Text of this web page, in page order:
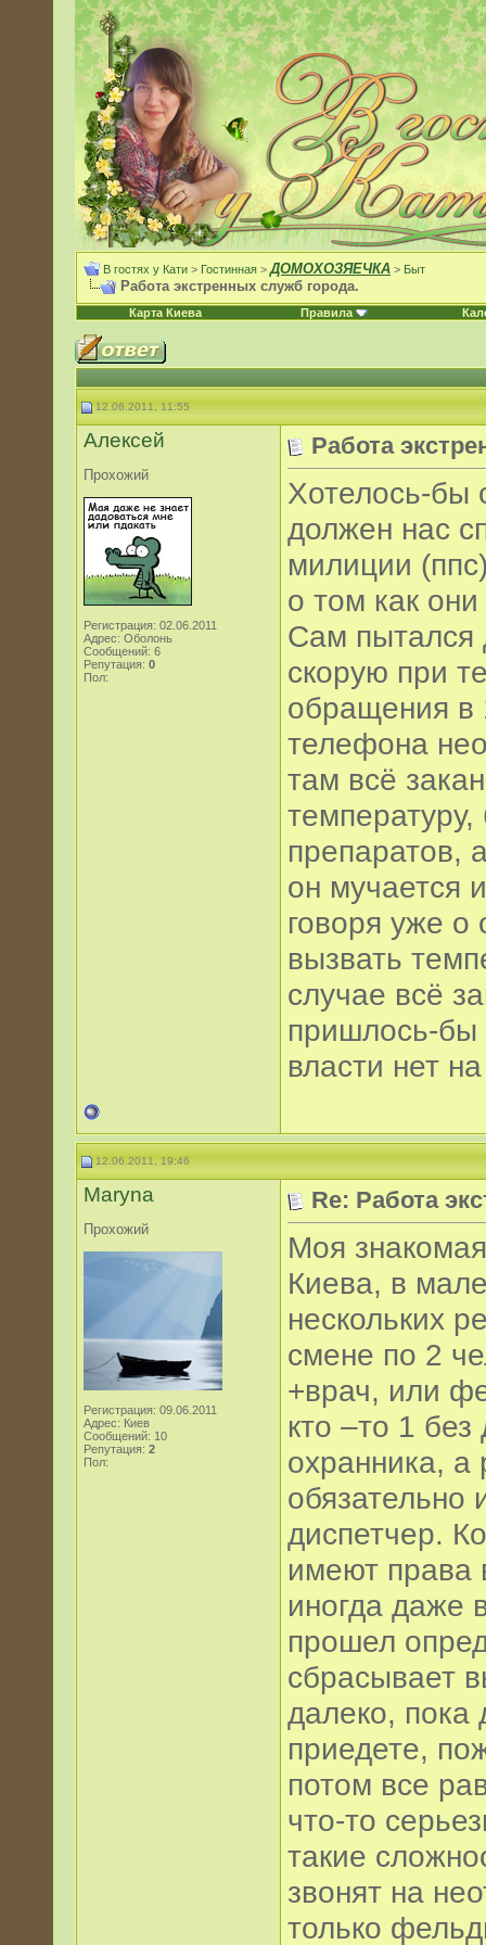
В гостях у Кати > Гостинная > ДОМОХОЗЯЕЧКА > Быт
Работа экстренных служб города.
Карта Киева Правила
12.06.2011, 11:55
Алексей
Прохожий
Регистрация: 02.06.2011
Адрес: Оболонь
Сообщений: 6
Репутация: 0
Пол:
Работа
Хотелось-бы
должен нас
милиции
о том как
Сам пытался
скорую при
обращения в
телефона
там всё
препаратов,
он мучается
говоря уже о
вызвать
случае всё
пришлось-бы
власти нет
12.06.2011, 19:46
Maryna
Прохожий
Регистрация: 09.06.2011
Адрес: Киев
Сообщений: 10
Репутация: 2
Пол:
Re: Работа
Моя
Киева, в
нескольких
смене по 2
+врач, или
кто –то 1
охранника, а
обязательно
диспетчер.
имеют права
иногда даже
прошел
сбрасывает
далеко, пока
приедете,
потом все
что-то
такие
звонят на
только